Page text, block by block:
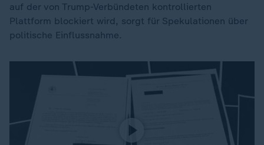
auf der von Trump-Verbündeten kontrollierten
Plattform blockiert wird, sorgt für Spekulationen über
politische Einflussnahme.